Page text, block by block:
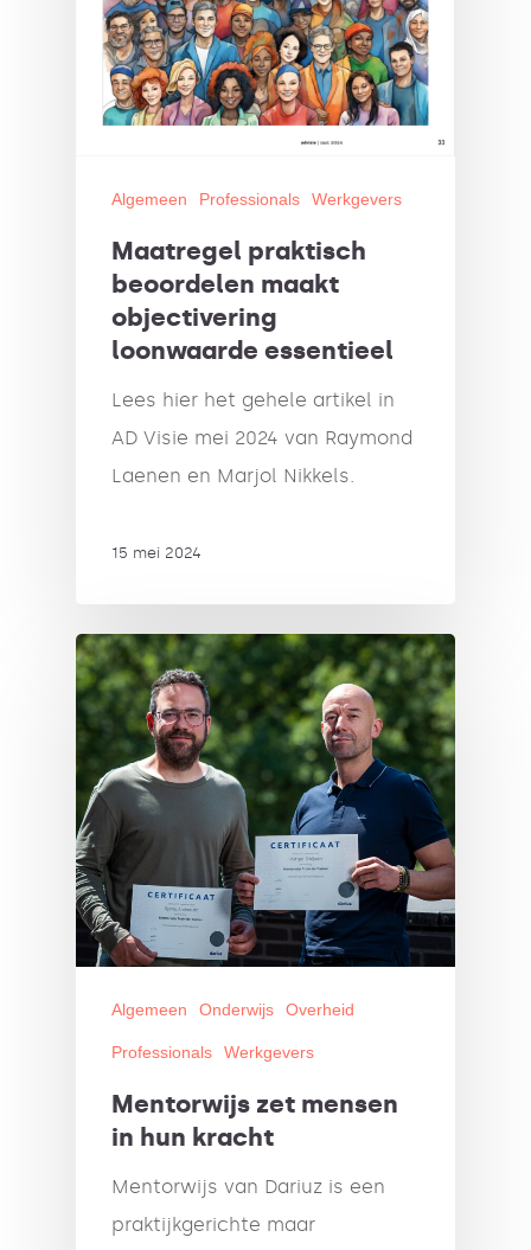
Algemeen Professionals Werkgevers
Maatregel praktisch
beoordelen maakt
objectivering
loonwaarde essentieel
Lees hier het gehele artikel in
AD Visie mei 2024 van Raymond
Laenen en Marjol Nikkels.
15 mei 2024
Algemeen Onderwijs Overheid
Professionals Werkgevers
Mentorwijs zet mensen
in hun kracht
Mentorwijs van Dariuz is een
praktijkgerichte maar